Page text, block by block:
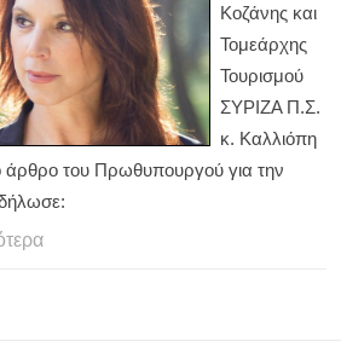
Κοζάνης και
Τομεάρχης
Τουρισμού
ΣΥΡΙΖΑ Π.Σ.
κ. Καλλιόπη
άρθρο του Πρωθυπουργού για την